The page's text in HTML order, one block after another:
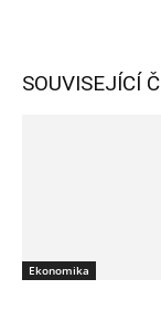
SOUVISEJÍCÍ
Ekonomika